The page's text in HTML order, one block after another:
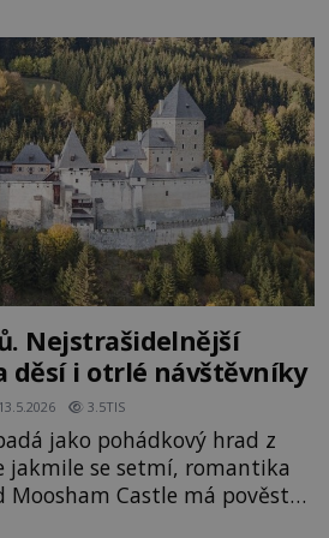
povrchu Marsu vzdálena asi
Nejstrašidelnější
děsí i otrlé návštěvníky
13.5.2026 3.5TIS
jako pohádkový hrad z
jakmile se setmí, romantika
Moosham Castle má pověst
celé zemi. Lidé tu údajně